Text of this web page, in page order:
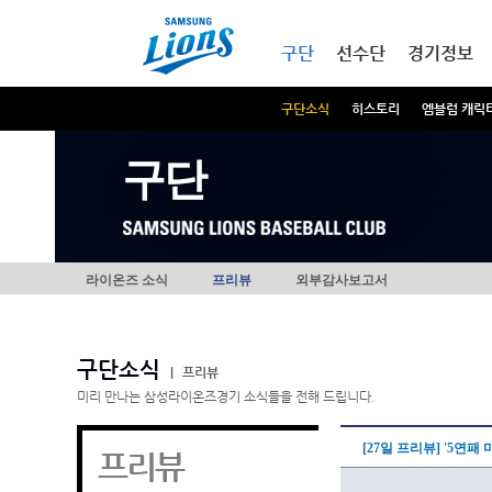
구단
구단소식 히스토리 엠블럼 캐릭
선수단 경기정보
구단
라이온즈 소식 프리뷰 외부감사보고서
구단소식
프리뷰
미리 만나는 삼성라이온즈경기 소식들을 전해 드립니다.
프리뷰 [27일 프리뷰] '5연패